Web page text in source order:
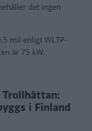
det ingen
mil enligt WLTP-
är 75 kW.
Trollhättan:
i Finland